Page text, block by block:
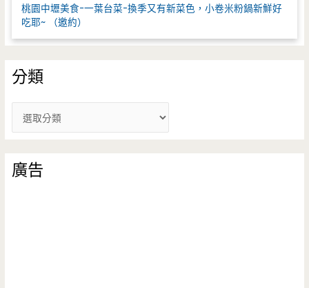
桃園中壢美食-一葉台菜-換季又有新菜色，小卷米粉鍋新鮮好
吃耶~ （邀約）
分類
類
廣告